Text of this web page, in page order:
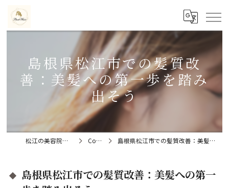
島根県松江市での髪質改
善：美髪への第一歩を踏み
出そう
松江の美容院ならBeat Hair Column 島根県松江市での髪質改善：美髪への第一歩を踏み出そう
島根県松江市での髪質改善：美髪への第一